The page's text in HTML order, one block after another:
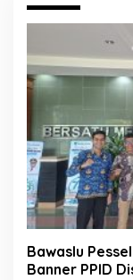
Bawaslu
Banner PPID